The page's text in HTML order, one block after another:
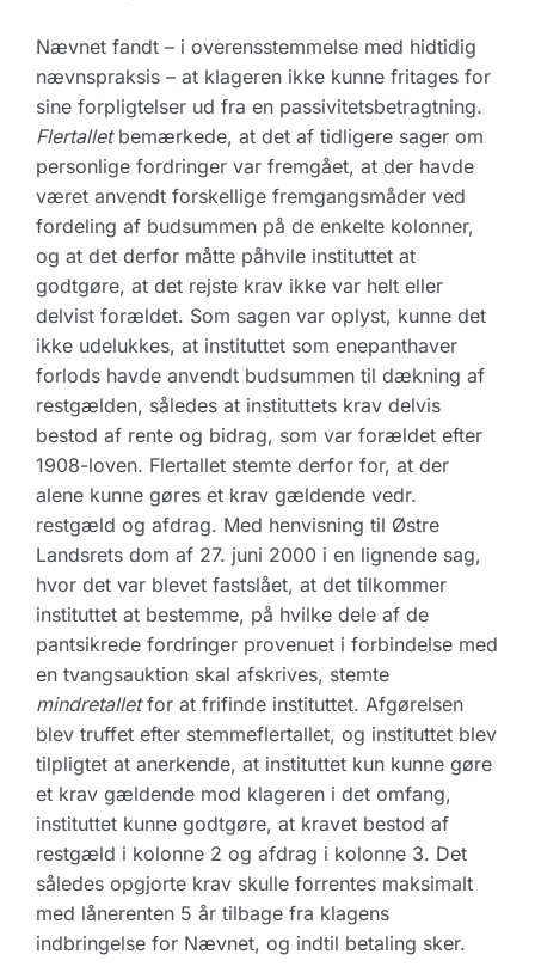
Nævnet fandt – i overensstemmelse med hidtidig
nævnspraksis – at klageren ikke kunne fritages for
sine forpligtelser ud fra en passivitetsbetragtning.
Flertalletbemærkede, at det af tidligere sager om
personlige fordringer var fremgået, at der havde
været anvendt forskellige fremgangsmåder ved
fordeling af budsummen på de enkelte kolonner,
og at det derfor måtte påhvile instituttet at
godtgøre, at det rejste krav ikke var helt eller
delvist forældet. Som sagen var oplyst, kunne det
ikke udelukkes, at instituttet som enepanthaver
forlods havde anvendt budsummen til dækning af
restgælden, således at instituttets krav delvis
bestod af rente og bidrag, som var forældet efter
1908-loven. Flertallet stemte derfor for, at der
alene kunne gøres et krav gældende vedr.
restgæld og afdrag. Med henvisning til Østre
Landsrets dom af 27. juni 2000 i en lignende sag,
hvor det var blevet fastslået, at det tilkommer
instituttet at bestemme, på hvilke dele af de
pantsikrede fordringer provenuet i forbindelse med
en tvangsauktion skal afskrives, stemte
mindretalletfor at frifinde instituttet. Afgørelsen
blev truffet efter stemmeflertallet, og instituttet blev
tilpligtet at anerkende, at instituttet kun kunne gøre
et krav gældende mod klageren i det omfang,
instituttet kunne godtgøre, at kravet bestod af
restgæld i kolonne 2 og afdrag i kolonne 3. Det
således opgjorte krav skulle forrentes maksimalt
med lånerenten 5 år tilbage fra klagens
indbringelse for Nævnet, og indtil betaling sker.